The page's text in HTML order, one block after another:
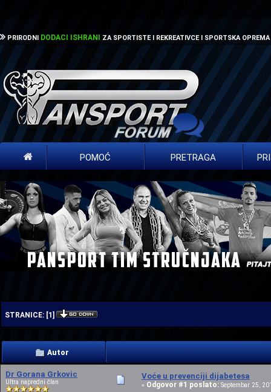
PRIRODNI DODACI ISHRANI ZA SPORTISTE I REKREATIVCE I SPORTSKA OPREMA
POMOĆ PRETRAGA
STRANICE: [1 ]
Autor
Dr Gorana Grkovic
Ultra napredni član
Voće u prevenciji dijabetesa
« Odgovor #1 poslato: Septembar 25,